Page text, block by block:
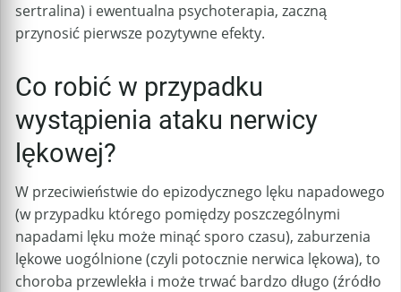
sertralina) i ewentualna psychoterapia, zaczną
przynosić pierwsze pozytywne efekty.
Co robić w przypadku
wystąpienia ataku nerwicy
lękowej?
W przeciwieństwie do epizodycznego lęku napadowego
(w przypadku którego pomiędzy poszczególnymi
napadami lęku może minąć sporo czasu), zaburzenia
lękowe uogólnione (czyli potocznie nerwica lękowa), to
choroba przewlekła i może trwać bardzo długo (źródło